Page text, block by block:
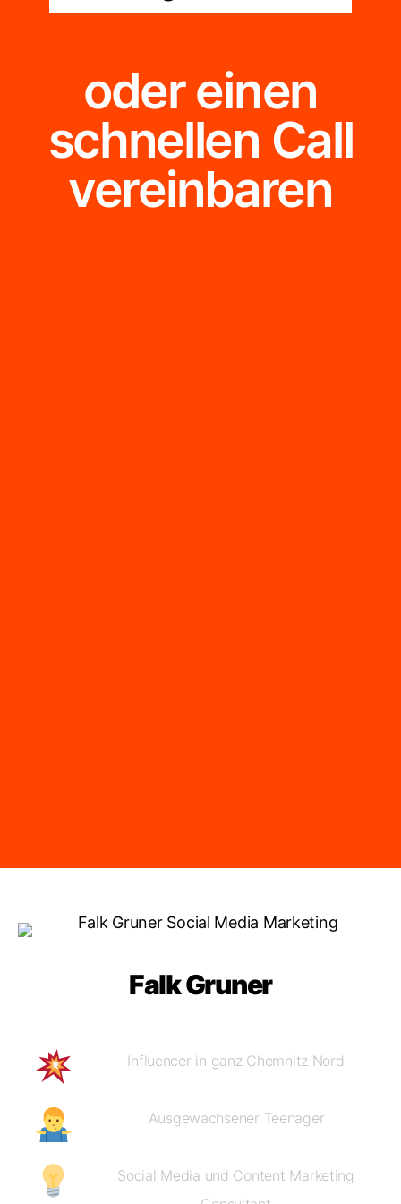
oder einen
schnellen Call
vereinbaren
Falk Gruner
Influencer in ganz Chemnitz Nord
Ausgewachsener Teenager
Social Media und Content Marketing